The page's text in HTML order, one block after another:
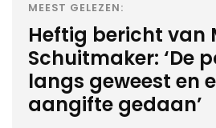
MEEST GELEZEN:
Heftig bericht van
Schuitmaker: ‘De
langs geweest en
aangifte gedaan’